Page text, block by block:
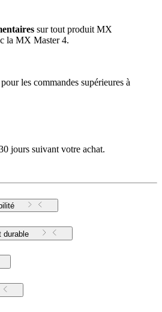
sur tout produit MX
la MX Master 4.
les commandes supérieures à
jours suivant votre achat.
durable